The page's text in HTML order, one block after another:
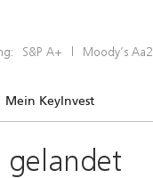
S&P A+ | Moody’s Aa2
Mein KeyInvest
gelandet